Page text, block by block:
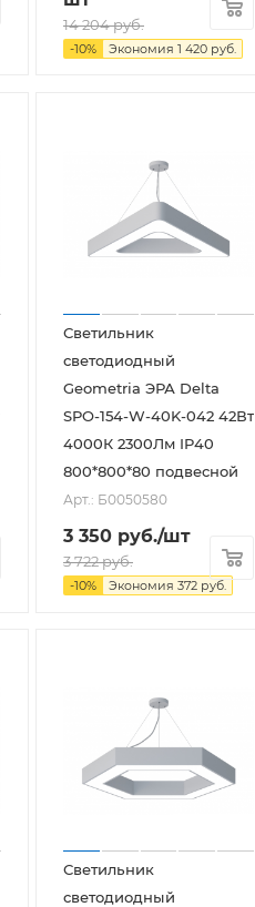
14 204руб.
-10% Экономия 1 420 руб.
Светильник
светодиодный
Geometria ЭРА Delta
SPO-154-W-40K-042 42Вт
4000К 2300Лм IP40
800*800*80 подвесной
Арт.: Б0050580
3 350 руб./шт
3 722руб.
-10% Экономия 372 руб.
Светильник
светодиодный